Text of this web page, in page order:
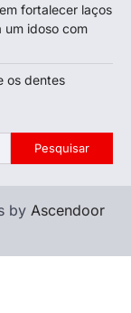
fortalecer laços
um idoso com
os dentes
Pesquisar
by Ascendoor